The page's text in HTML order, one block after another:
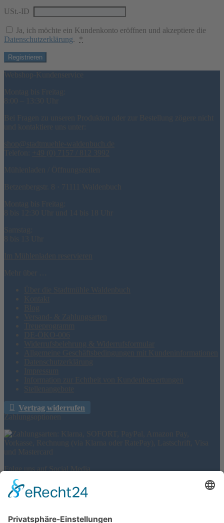
USt.-ID
Ja, ich möchte ein Kundenkonto eröffnen und akzeptiere die
Datenschutzerklärung. *
Registrieren
Vertrag widerrufen
Zahlungsoptionen
Folge uns auf Social Media